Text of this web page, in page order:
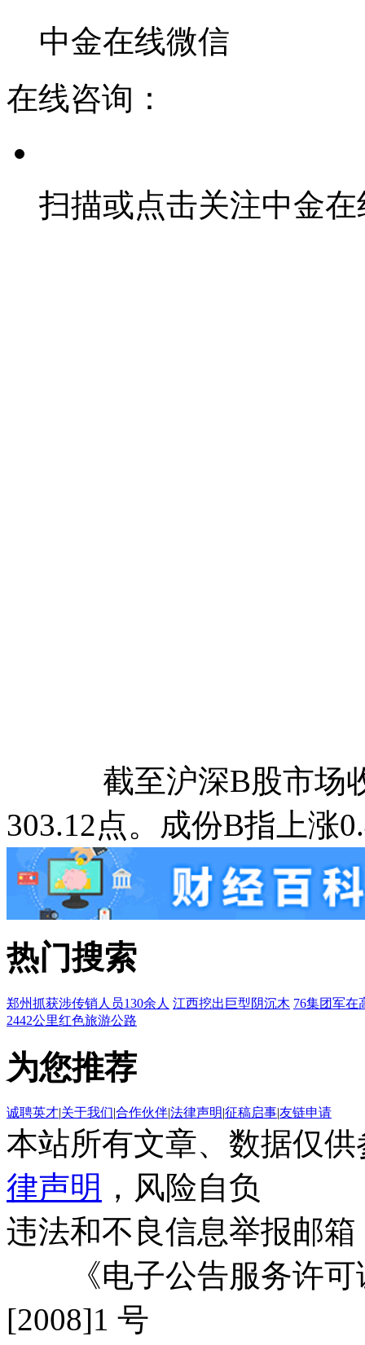
中金在线微信
在线咨询：
扫描或点击关注中金
截至沪深B股市场收
303.12点。成份B指上涨
热门搜索
郑州抓获涉传销人员130余人 江西挖出巨型阴沉木 76集团军在
2442公里红色旅游公路
为您推荐
诚聘英才|关于我们|合作伙伴|法律声明|征稿启事|友链申请
本站所有文章、数据仅
律声明 ，风险自负
违法和不良信息举报邮箱
《电子公告服务许可
[2008]1 号